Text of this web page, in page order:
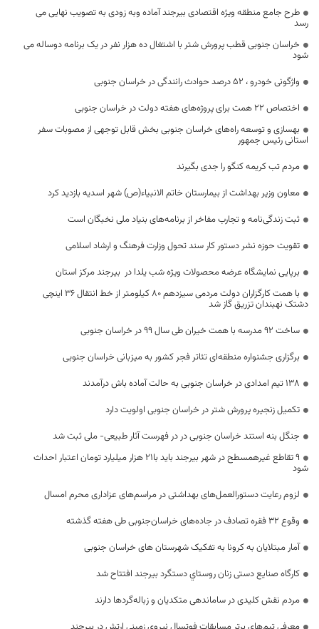
طرح جامع منطقه ویژه اقتصادی بیرجند آماده وبه زودی به تصویب نهایی می
رسد
خراسان جنوبی قطب پرورش شتر با اشتغال ده هزار نفر در یک برنامه دوساله می
شود
واژگونی خودرو ، ۵۲ درصد حوادث رانندگی در خراسان جنوبی
اختصاص ۲۲ همت برای پروژه‌های هفته دولت در خراسان جنوبی
بهسازی و توسعه راه‌های خراسان جنوبی بخش قابل توجهی از مصوبات سفر
استانی رئیس جمهور
مردم تب کریمه کنگو را جدی بگیرند
معاون وزیر بهداشت از بیمارستان خاتم الانبیاء(ص) شهر اسدیه بازدید کرد
ثبت زندگی‌نامه و تجارب مفاخر از برنامه‌های بنیاد ملی نخبگان است
تقویت حوزه نشر دستور کار سند تحول وزارت فرهنگ و ارشاد اسلامی
برپایی نمایشگاه عرضه محصولات ویژه شب یلدا در بیرجند مرکز استان
با همت کارگزاران دولت مردمی سیزدهم ۸۰ کیلومتر از خط انتقال ۳۶ اینچی
دشتک نهبندان تزریق گاز شد
ساخت ۹۲ مدرسه با همت خیران طی سال ۹۹ در خراسان جنوبی
برگزاری جشنواره منطقه‌ای تئاتر فجر کشور به میزبانی خراسان جنوبی
۱۳۸ تیم امدادی در خراسان جنوبی به حالت آماده باش درآمدند
تکمیل زنجیره پرورش شتر در خراسان جنوبی اولویت دارد
جنگل بنه استند خراسان جنوبی در در فهرست آثار طبیعی- ملی ثبت شد
۹ تقاطع غیرهمسطح در شهر بیرجند باید با۲۱ هزار میلیارد تومان اعتبار احداث
شود
لزوم رعایت دستورالعمل‌های بهداشتی در مراسم‌های عزاداری محرم امسال
وقوع 32 فقره تصادف در جاده‌های خراسان‌جنوبی طی هفته گذشته
آمار مبتلایان به کرونا به تفکیک شهرستان های خراسان جنوبی
کارگاه صنایع دستی زنان روستاي دستگرد بیرجند افتتاح شد
مردم نقش کلیدی در ساماندهی متکدیان و زباله‌گردها دارند